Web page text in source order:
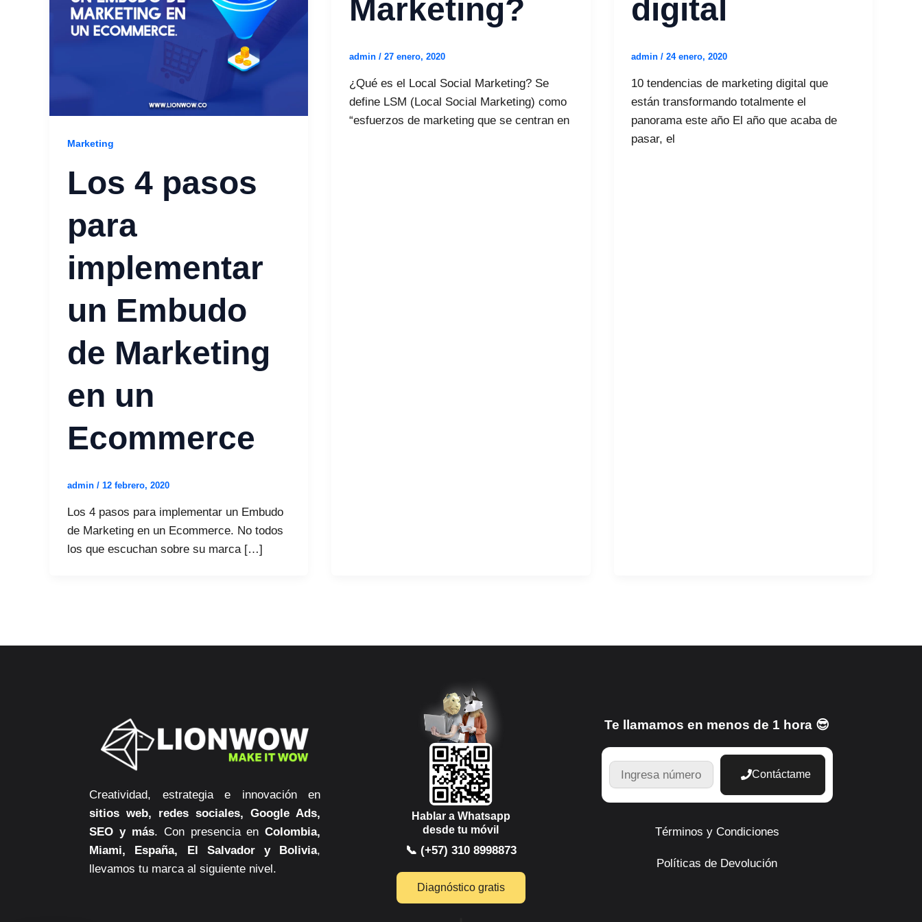
Marketing
Los 4 pasos
para
implementar
un Embudo
de Marketing
en un
Ecommerce
admin / 12 febrero, 2020
Los 4 pasos para implementar un Embudo
de Marketing en un Ecommerce. No todos
los que escuchan sobre su marca […]
Marketing?
admin / 27 enero, 2020
¿Qué es el Local Social Marketing? Se
define LSM (Local Social Marketing) como
“esfuerzos de marketing que se centran en
digital
admin/24 enero, 2020
10 tendencias de marketing digital que
están transformando totalmente el
panorama este año El año que acaba de
pasar, el
Creatividad, estrategia e innovación en
sitios web, redes sociales, Google Ads,
SEO y más. Con presencia enColombia,
Miami, España, El Salvador y Bolivia,
llevamos tu marca al siguiente nivel.
Hablar a Whatsapp
desde tu móvil
📞 (+57) 310 8998873
Diagnóstico gratis
Te llamamos en menos de 1 hora 😎
TELEFONO
Contáctame
Términos y Condiciones
Políticas de Devolución